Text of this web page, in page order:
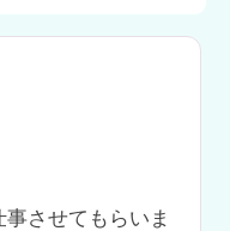
させてもらいま